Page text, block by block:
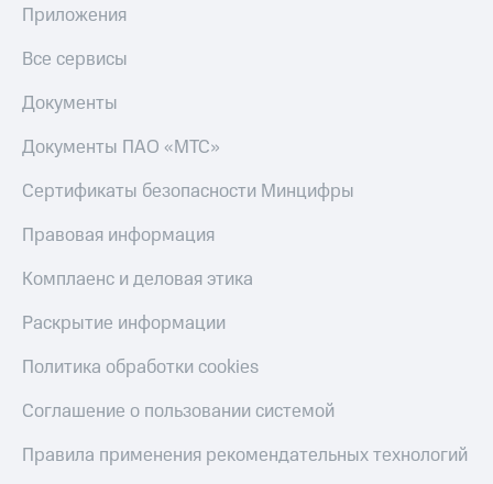
Приложения
Все сервисы
Документы
Документы ПАО «МТС»
Сертификаты безопасности Минцифры
Правовая информация
Комплаенс и деловая этика
Раскрытие информации
Политика обработки cookies
Соглашение о пользовании системой
Правила применения рекомендательных технологий